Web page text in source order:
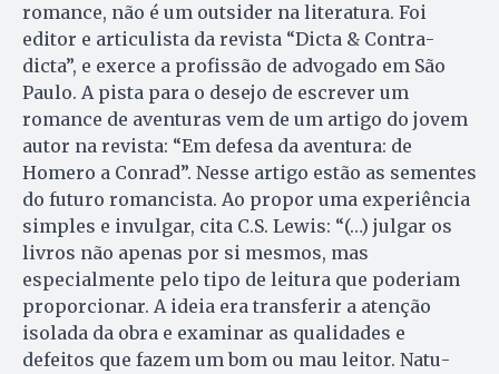
romance, não é um outsider na literatura. Foi
editor e articulista da revista “Dicta & Contra­
dicta”, e exerce a profissão de advogado em São
Paulo. A pista para o desejo de escrever um
romance de aventuras vem de um artigo do jovem
autor na revista: “Em defesa da aventura: de
Homero a Conrad”. Nesse artigo estão as sementes
do futuro romancista. Ao propor uma experiência
simples e invulgar, cita C.S. Lewis: “(…) julgar os
livros não apenas por si mesmos, mas
especialmente pelo tipo de leitura que poderiam
proporcionar. A ideia era transferir a atenção
isolada da obra e examinar as qualidades e
defeitos que fazem um bom ou mau leitor. Na­tu­